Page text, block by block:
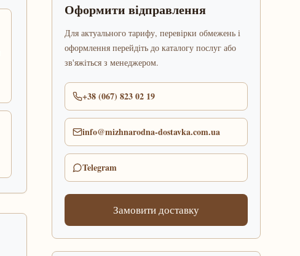
Оформити відправлення
Для актуального тарифу, перевірки обмежень і
оформлення перейдіть до каталогу послуг або
зв'яжіться з менеджером.
+38 (067) 823 02 19
info@mizhnarodna-dostavka.com.ua
Telegram
Замовити доставку